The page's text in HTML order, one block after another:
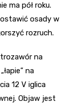
ma pół roku.
osady w
rozruch.
na
na
12 V iglica
Objaw jest